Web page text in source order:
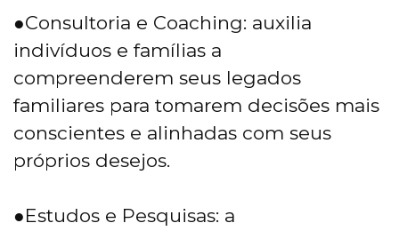
●Consultoria e Coaching: auxilia
indivíduos e famílias a
compreenderem seus legados
familiares para tomarem decisões mais
conscientes e alinhadas com seus
próprios desejos.
●Estudos e Pesquisas: a